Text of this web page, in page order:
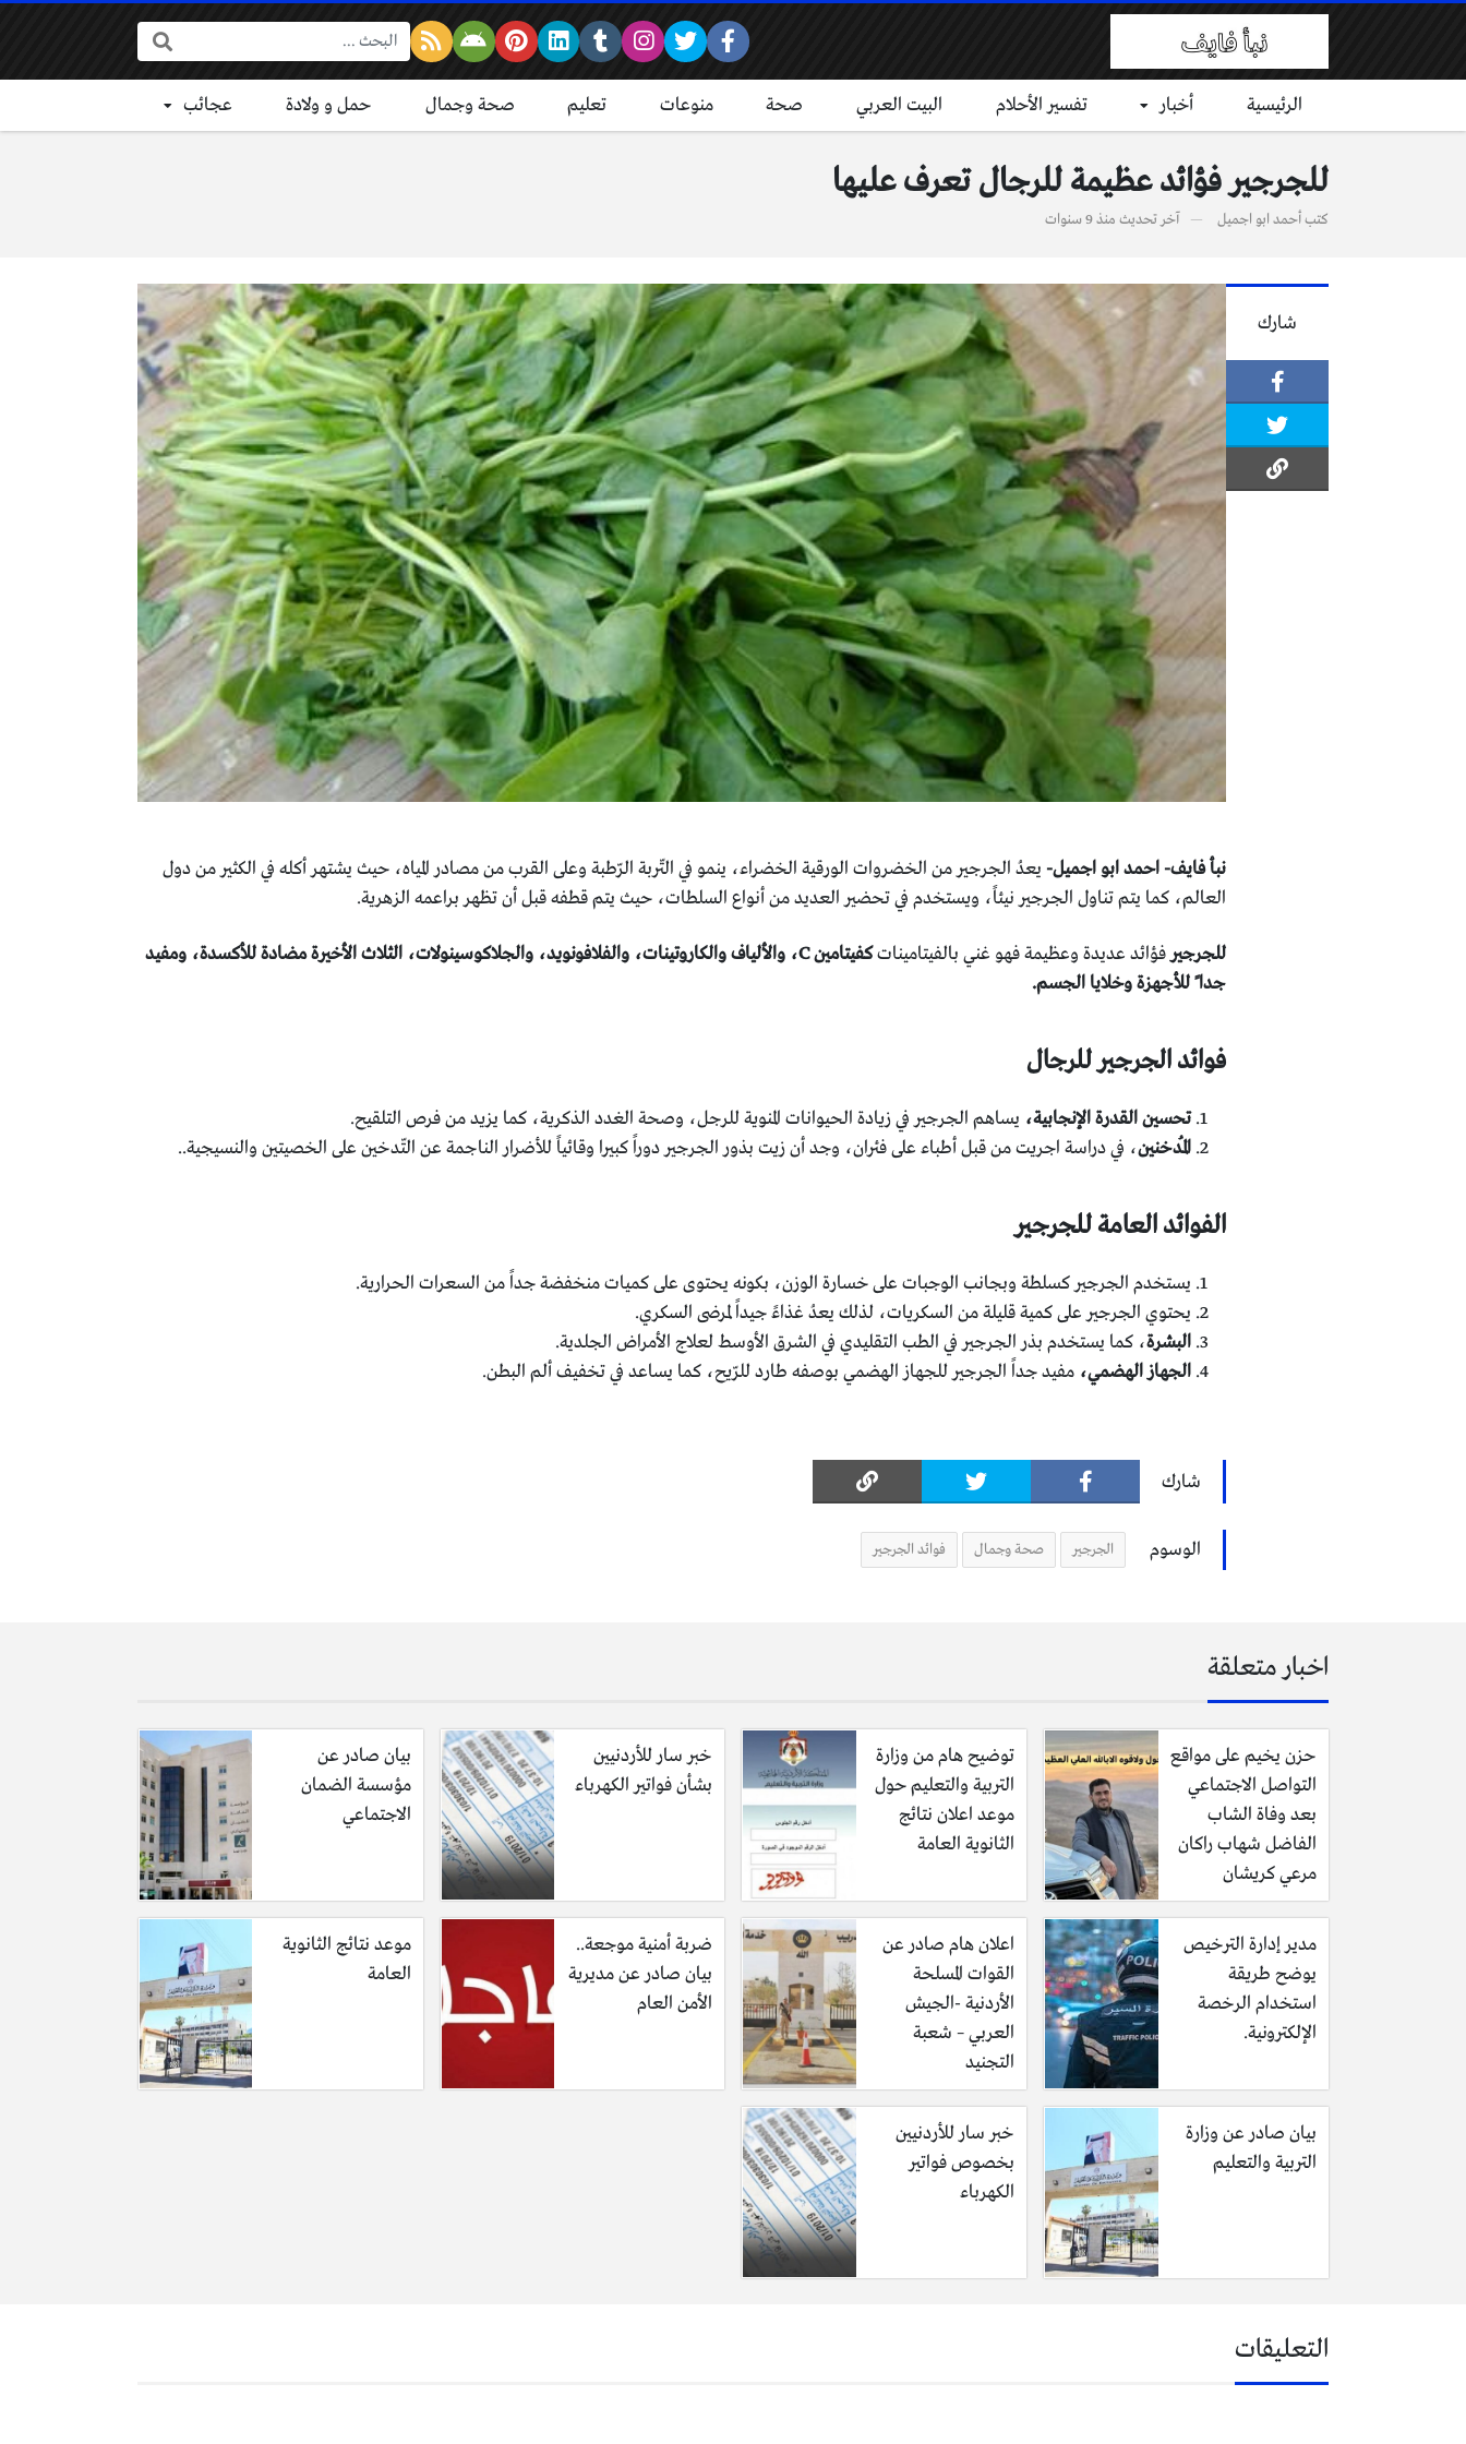
البحث:
الرئيسية أخبار تفسير الأحلام البيت العربي صحة منوعات تعليم صحة وجمال حمل و ولادة عجائب
للجرجير فؤائد عظيمة للرجال تعرف عليها
كتبأحمد ابو اجميل آخر تحديث منذ 9 سنوات
شارك
نبأ فايف- احمد ابو اجميل- يعدُ الجرجير من الخضروات الورقية الخضراء، ينمو في التّربة الرّطبة وعلى القرب من مصادر المياه، حيث يشتهر أكله في الكثير من دول
العالم، كما يتم تناول الجرجير نيئاً، ويستخدم في تحضير العديد من أنواع السلطات، حيث يتم قطفه قبل أن تظهر براعمه الزهرية.
للجرجيرفؤائد عديدة وعظيمة فهو غني بالفيتامينات
كفيتامين C، والألياف والكاروتينات، والفلافونويد، والجلاكوسينولات، الثلاث الأخيرة مضادة للأكسدة، ومفيد
جدا ً للأجهزة وخلايا الجسم.
فوائد الجرجير للرجال
تحسين القدرة الإنجابية، يساهم الجرجير في زيادة الحيوانات المنوية للرجل، وصحة الغدد الذكرية، كما يزيد من فرص التلقيح.
المُدخنين، في دراسة اجريت من قبل أطباء على فئران، وجد أن زيت بذور الجرجير دوراً كبيرا وقائياً للأضرار الناجمة عن التّدخين على الخصيتين والنسيجية..
الفوائد العامة للجرجير
يستخدم الجرجير كسلطة وبجانب الوجبات على خسارة الوزن، بكونه يحتوى على كميات منخفضة جداً من السعرات الحرارية.
يحتوي الجرجير على كمية قليلة من السكريات، لذلك يعدُ غذاءً جيداً لمرضى السكري.
البشرة، كما يستخدم بذر الجرجير في الطب التقليدي في الشرق الأوسط لعلاج الأمراض الجلدية.
الجهاز الهضمي، مفيد جداً الجرجير للجهاز الهضمي بوصفه طارد للرّيح، كما يساعد في تخفيف ألم البطن.
شارك
الوسوم الجرجير صحة وجمال فوائد الجرجير
اخبار متعلقة
حزن يخيم على مواقع
التواصل الاجتماعي
بعد وفاة الشاب
الفاضل شهاب راكان
مرعي كريشان
توضيح هام من وزارة
التربية والتعليم حول
موعد اعلان نتائج
الثانوية العامة
خبر سار للأردنيين
بشأن فواتير الكهرباء
بيان صادر عن
مؤسسة الضمان
الاجتماعي
مدير إدارة الترخيص
يوضح طريقة
استخدام الرخصة
الإلكترونية.
اعلان هام صادر عن
القوات المسلحة
الأردنية -الجيش
العربي – شعبة
التجنيد
ضربة أمنية موجعة..
بيان صادر عن مديرية
الأمن العام
موعد نتائج الثانوية
العامة
بيان صادر عن وزارة
التربية والتعليم
خبر سار للأردنيين
بخصوص فواتير
الكهرباء
التعليقات